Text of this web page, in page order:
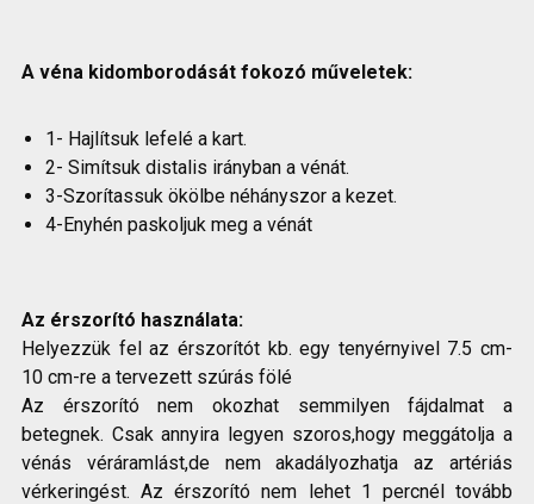
A véna kidomborodását fokozó műveletek:
1- Hajlítsuk lefelé a kart.
2- Simítsuk distalis irányban a vénát.
3-Szorítassuk ökölbe néhányszor a kezet.
4-Enyhén paskoljuk meg a vénát
Az érszorító használata:
Helyezzük fel az érszorítót kb. egy tenyérnyivel 7.5 cm-
10 cm-re a tervezett szúrás fölé
Az érszorító nem okozhat semmilyen fájdalmat a
betegnek. Csak annyira legyen szoros,hogy meggátolja a
vénás véráramlást,de nem akadályozhatja az artériás
vérkeringést. Az érszorító nem lehet 1 percnél tovább